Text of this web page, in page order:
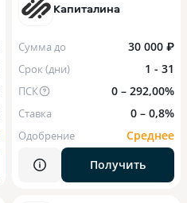
Капиталина
Сумма до 30 000 ₽
Срок (дни) 1 - 31
ПСК 0 – 292,00%
Ставка 0 – 0,8%
Одобрение
Среднее
Получить